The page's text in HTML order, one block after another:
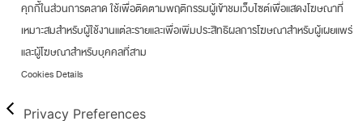
คุกกี้ในส่วนการตลาด ใช้เพื่อติดตามพฤติกรรมผู้เข้าชมเว็บไซต์เพื่อแสดงโฆษณาที่
เหมาะสมสำหรับผู้ใช้งานแต่ละรายและเพื่อเพิ่มประสิทธิผลการโฆษณาสำหรับผู้เผยแพร่
และผู้โฆษณาสำหรับบุคคลที่สาม
Cookies Details
Privacy Preferences